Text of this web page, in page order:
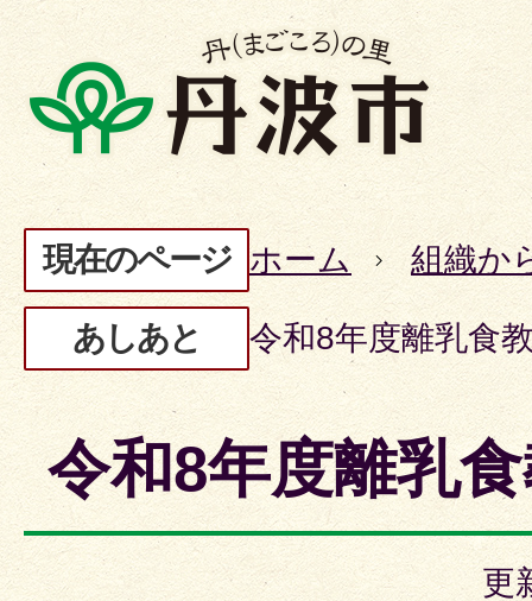
現在のページ ホーム 組織か
あしあと 令和8年度離乳食
令和8年度離乳
更